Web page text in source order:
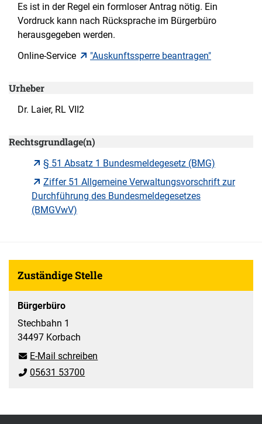
Es ist in der Regel ein formloser Antrag nötig. Ein
Vordruck kann nach Rücksprache im Bürgerbüro
herausgegeben werden.
Online-Service
"Auskunftssperre beantragen"
Urheber
Dr. Laier, RL VII2
Rechtsgrundlage(n)
§ 51 Absatz 1 Bundesmeldegesetz (BMG)
Ziffer 51 Allgemeine Verwaltungsvorschrift zur
Durchführung des Bundesmeldegesetzes
(BMGVwV)
Zuständige Stelle
Bürgerbüro
Stechbahn 1
34497 Korbach
E-Mail schreiben
05631 53700